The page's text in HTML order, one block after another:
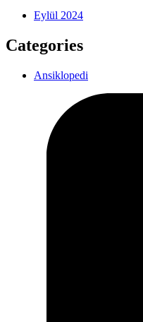
Eylül 2024
Categories
Ansiklopedi